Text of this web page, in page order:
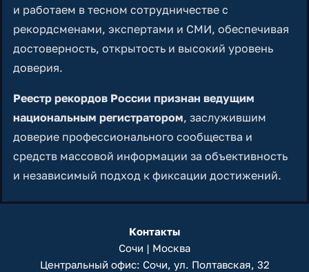
и работаем в тесном сотрудничестве с
рекордсменами, экспертами и СМИ, обеспечивая
достоверность, открытость и высокий уровень
доверия.
Реестр рекордов России признан ведущим
национальным регистратором, заслужившим
доверие профессионального сообщества и
средств массовой информации за объективность
и независимый подход к фиксации достижений.
Контакты
Сочи | Москва
Центральный офис: Сочи, ул. Полтавская, 32